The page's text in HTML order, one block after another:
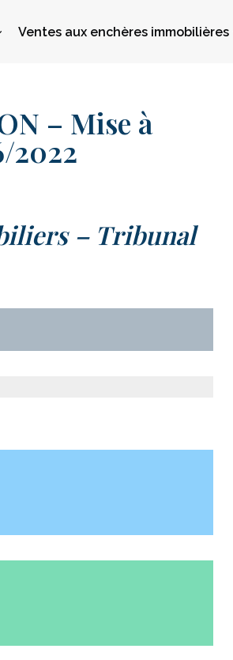
Ventes aux enchères immobilières
– Mise à
2022
– Tribunal